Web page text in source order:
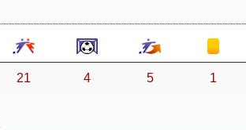
21 4 5 1